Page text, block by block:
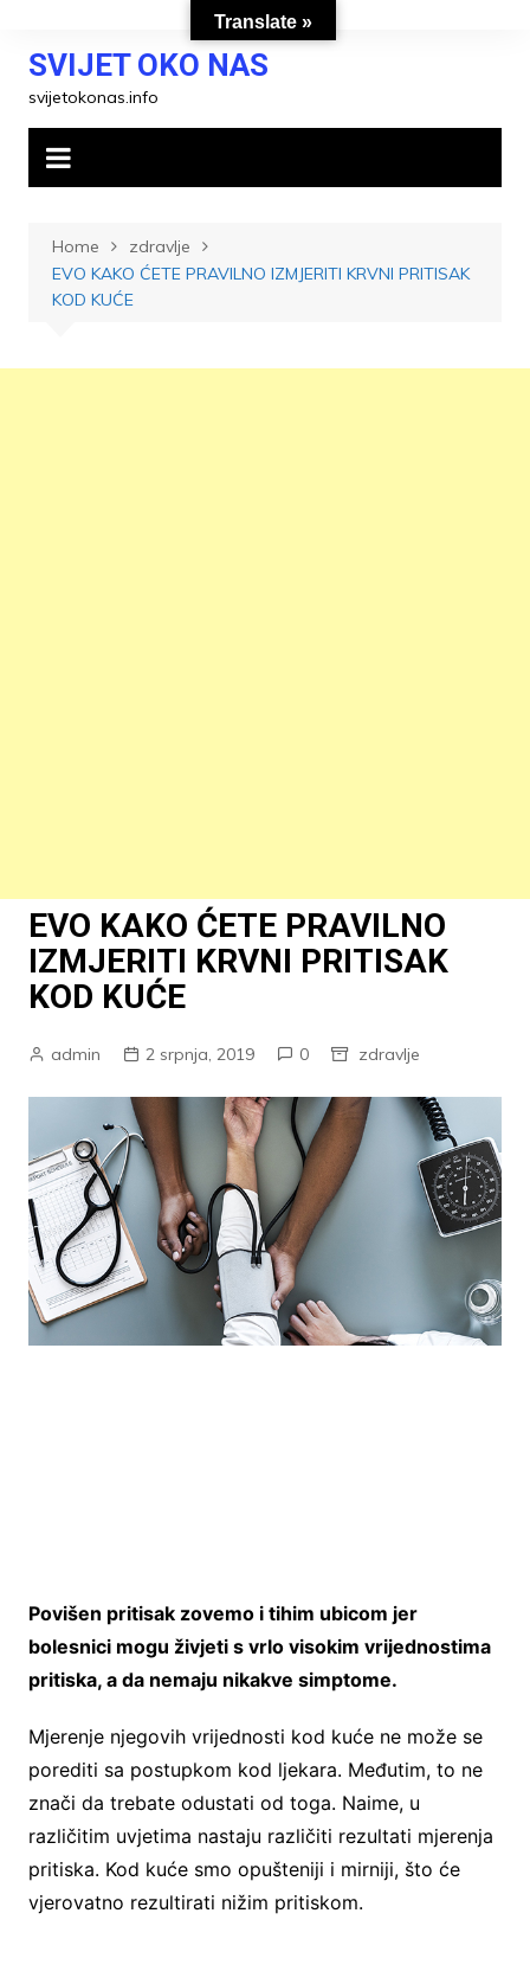
contentSVIJET OKO NAS
svijetokonas.info
Home
zdravlje
EVO KAKO ĆETE PRAVILNO IZMJERITI KRVNI PRITISAK
KOD KUĆE
EVO KAKO ĆETE PRAVILNO
IZMJERITI KRVNI PRITISAK
KOD KUĆE
admin 2 srpnja, 2019 0 zdravlje
Povišen pritisak zovemo i tihim ubicom jer
bolesnici mogu živjeti s vrlo visokim vrijednostima
pritiska, a da nemaju nikakve simptome.
Mjerenje njegovih vrijednosti kod kuće ne može se
porediti sa postupkom kod ljekara. Međutim, to ne
znači da trebate odustati od toga. Naime, u
različitim uvjetima nastaju različiti rezultati mjerenja
pritiska. Kod kuće smo opušteniji i mirniji, što će
vjerovatno rezultirati nižim pritiskom.
Translate »